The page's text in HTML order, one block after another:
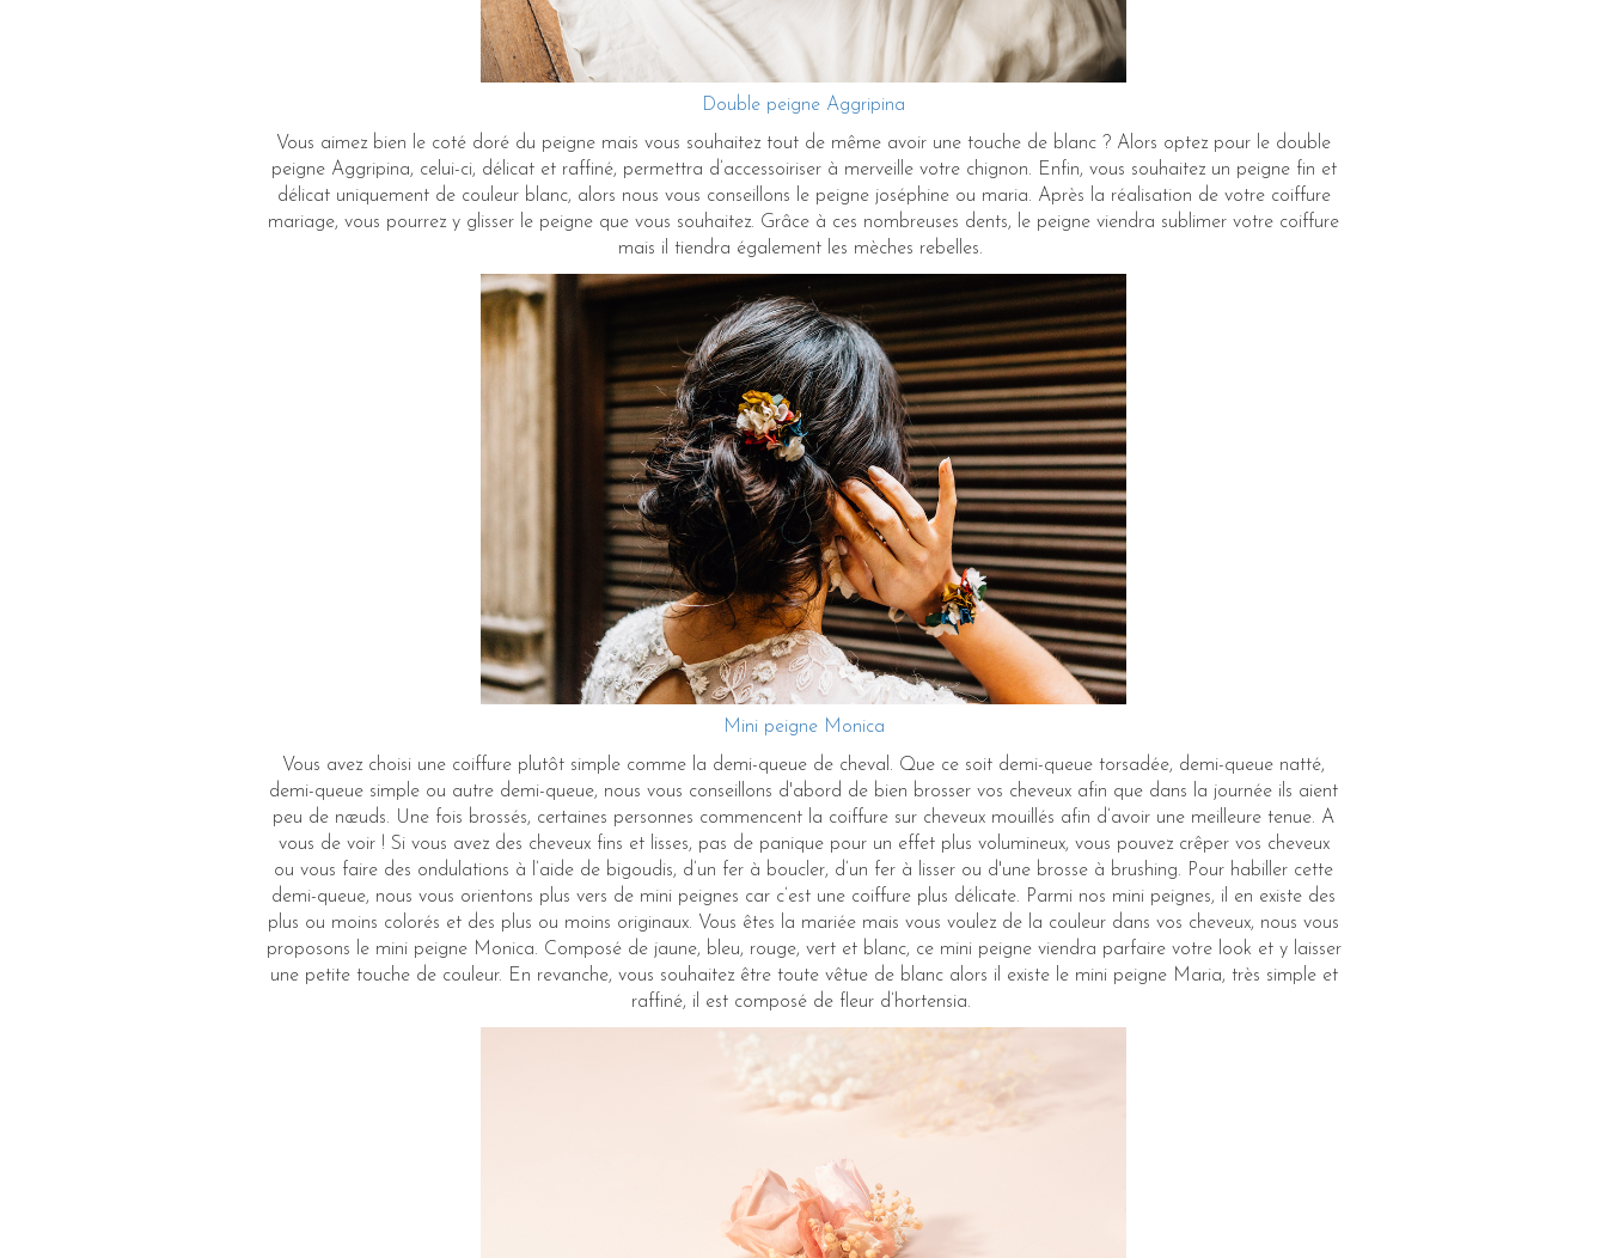
Double peigne Aggripina
Vous aimez bien le coté doré du peigne mais vous souhaitez tout de même avoir une touche de blanc ? Alors optez pour le double
peigne Aggripina, celui-ci, délicat et raffiné, permettra d’accessoiriser à merveille votre chignon. Enfin, vous souhaitez un peigne fin et
délicat uniquement de couleur blanc, alors nous vous conseillons le peigne joséphine ou maria. Après la réalisation de votre coiffure
mariage, vous pourrez y glisser le peigne que vous souhaitez. Grâce à ces nombreuses dents, le peigne viendra sublimer votre coiffure
mais il tiendra également les mèches rebelles.
Mini peigne Monica
Vous avez choisi une coiffure plutôt simple comme la demi-queue de cheval. Que ce soit demi-queue torsadée, demi-queue natté,
demi-queue simple ou autre demi-queue, nous vous conseillons d'abord de bien brosser vos cheveux afin que dans la journée ils aient
peu de nœuds. Une fois brossés, certaines personnes commencent la coiffure sur cheveux mouillés afin d’avoir une meilleure tenue. A
vous de voir ! Si vous avez des cheveux fins et lisses, pas de panique pour un effet plus volumineux, vous pouvez crêper vos cheveux
ou vous faire des ondulations à l’aide de bigoudis, d’un fer à boucler, d’un fer à lisser ou d'une brosse à brushing. Pour habiller cette
demi-queue, nous vous orientons plus vers de mini peignes car c’est une coiffure plus délicate. Parmi nos mini peignes, il en existe des
plus ou moins colorés et des plus ou moins originaux. Vous êtes la mariée mais vous voulez de la couleur dans vos cheveux, nous vous
proposons le mini peigne Monica. Composé de jaune, bleu, rouge, vert et blanc, ce mini peigne viendra parfaire votre look et y laisser
une petite touche de couleur. En revanche, vous souhaitez être toute vêtue de blanc alors il existe le mini peigne Maria, très simple et
raffiné, il est composé de fleur d’hortensia.